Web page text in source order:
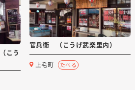
こう
官兵衛 （こうげ武楽里内）
上毛町 たべる